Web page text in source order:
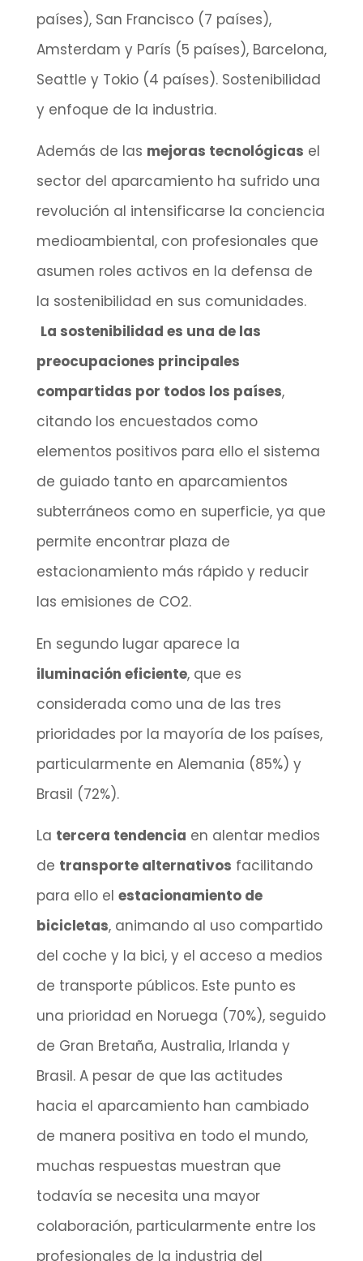
países), San Francisco (7 países),
Amsterdam y París (5 países), Barcelona,
Seattle y Tokio (4 países). Sostenibilidad
y enfoque de la industria.
Además de las mejoras tecnológicas el
sector del aparcamiento ha sufrido una
revolución al intensificarse la conciencia
medioambiental, con profesionales que
asumen roles activos en la defensa de
la sostenibilidad en sus comunidades.
La sostenibilidad es una de las
preocupaciones principales
compartidas por todos los países,
citando los encuestados como
elementos positivos para ello el sistema
de guiado tanto en aparcamientos
subterráneos como en superficie, ya que
permite encontrar plaza de
estacionamiento más rápido y reducir
las emisiones de CO2.
En segundo lugar aparece la
iluminación eficiente, que es
considerada como una de las tres
prioridades por la mayoría de los países,
particularmente en Alemania (85%) y
Brasil (72%).
La tercera tendencia en alentar medios
de transporte alternativos facilitando
para ello el estacionamiento de
bicicletas, animando al uso compartido
del coche y la bici, y el acceso a medios
de transporte públicos. Este punto es
una prioridad en Noruega (70%), seguido
de Gran Bretaña, Australia, Irlanda y
Brasil. A pesar de que las actitudes
hacia el aparcamiento han cambiado
de manera positiva en todo el mundo,
muchas respuestas muestran que
todavía se necesita una mayor
colaboración, particularmente entre los
profesionales de la industria del